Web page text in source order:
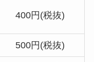
400円(税抜)
500円(税抜)